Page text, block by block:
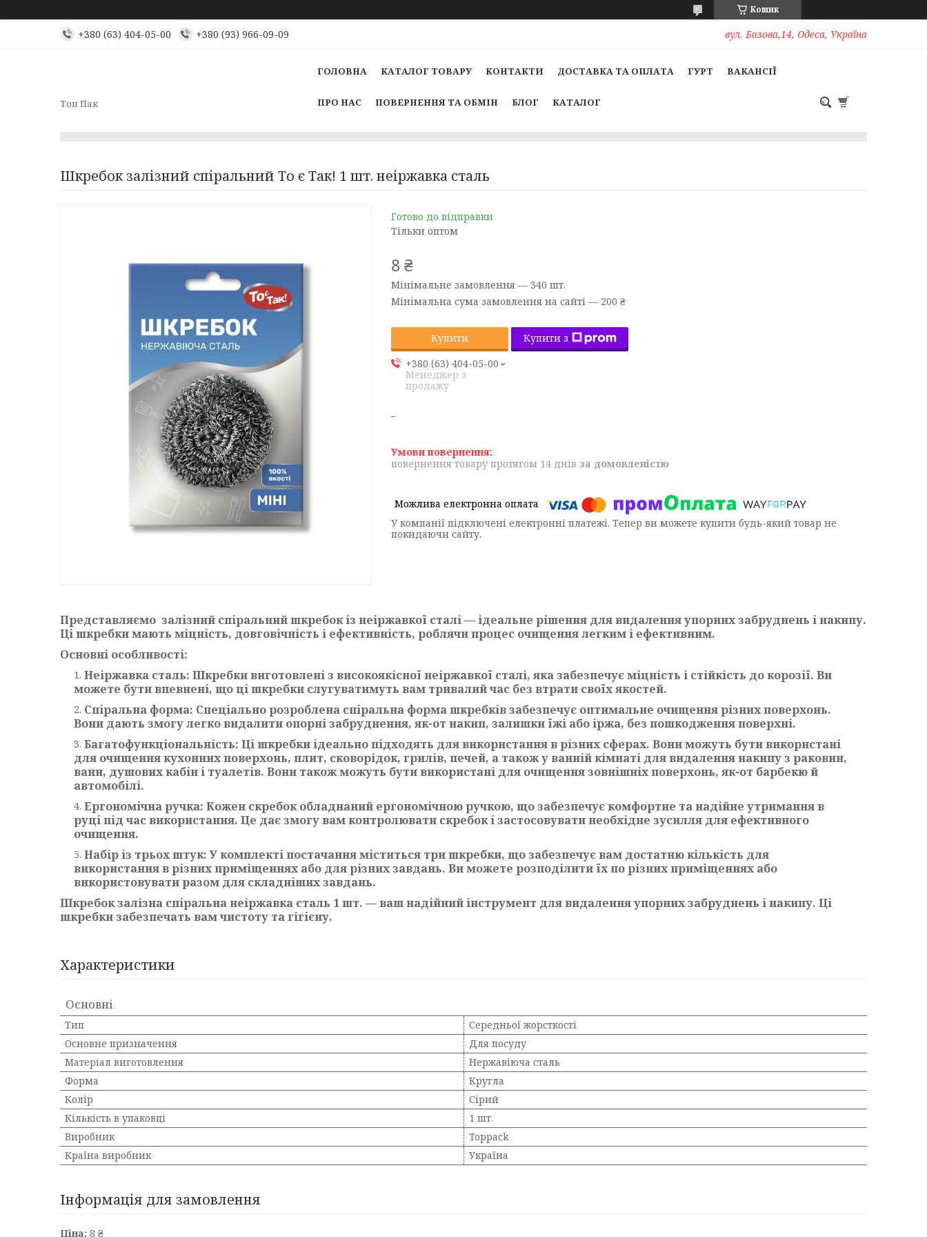
Кошик
+380 (63) 404-05-00 +380 (93) 966-09-09 вул. Базова,14, Одеса, Україна
Топ Пак
ГОЛОВНА КАТАЛОГ ТОВАРУ КОНТАКТИ ДОСТАВКА ТА ОПЛАТА ГУРТ ВАКАНСІЇ
ПРО НАС ПОВЕРНЕННЯ ТА ОБМІН БЛОГ КАТАЛОГ
Шкребок залізний спіральний То є Так! 1 шт. неіржавка сталь
Готово до відправки
Тільки оптом
8 ₴
Мінімальне замовлення — 340 шт.
Мінімальна сума замовлення на сайті — 200 ₴
Купити
Купити з
+380 (63) 404-05-00
Менеджер з
продажу
повернення товару протягом 14 днів за домовленістю
У компанії підключені електронні платежі. Тепер ви можете купити будь-який товар не
покидаючи сайту.
Представляємо залізний спіральний шкребок із неіржавкої сталі — ідеальне рішення для видалення упорних забруднень і накипу.
Ці шкребки мають міцність, довговічність і ефективність, роблячи процес очищення легким і ефективним.
Основні особливості:
Неіржавка сталь: Шкребки виготовлені з високоякісної неіржавкої сталі, яка забезпечує міцність і стійкість до корозії. Ви
можете бути впевнені, що ці шкребки слугуватимуть вам тривалий час без втрати своїх якостей.
Спіральна форма: Спеціально розроблена спіральна форма шкребків забезпечує оптимальне очищення різних поверхонь.
Вони дають змогу легко видалити опорні забруднення, як-от накип, залишки їжі або іржа, без пошкодження поверхні.
Багатофункціональність: Ці шкребки ідеально підходять для використання в різних сферах. Вони можуть бути використані
для очищення кухонних поверхонь, плит, сковорідок, грилів, печей, а також у ванній кімнаті для видалення накипу з раковин,
ванн, душових кабін і туалетів. Вони також можуть бути використані для очищення зовнішніх поверхонь, як-от барбекю й
автомобілі.
Ергономічна ручка: Кожен скребок обладнаний ергономічною ручкою, що забезпечує комфортне та надійне утримання в
руці під час використання. Це дає змогу вам контролювати скребок і застосовувати необхідне зусилля для ефективного
очищення.
Набір із трьох штук: У комплекті постачання міститься три шкребки, що забезпечує вам достатню кількість для
використання в різних приміщеннях або для різних завдань. Ви можете розподілити їх по різних приміщеннях або
використовувати разом для складніших завдань.
Шкребок залізна спіральна неіржавка сталь 1 шт. — ваш надійний інструмент для видалення упорних забруднень і накипу. Ці
шкребки забезпечать вам чистоту та гігієну.
Характеристики
Основні
Тип
Середньої жорсткості
Основне призначення
Для посуду
Матеріал виготовлення
Нержавіюча сталь
Форма
Кругла
Колір
Сірий
Кількість в упаковці
1 шт.
Виробник
Toppack
Країна виробник
Україна
Інформація для замовлення
Ціна: 8 ₴